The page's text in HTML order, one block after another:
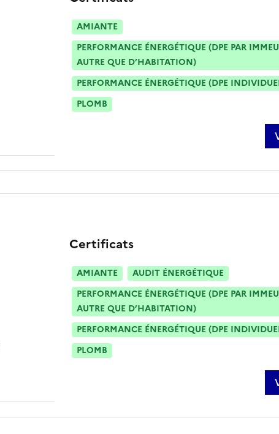
AMIANTE
PERFORMANCE ÉNERGÉTIQUE (DPE PAR
AUTRE QUE D’HABITATION)
PERFORMANCE ÉNERGÉTIQUE (DPE
PLOMB
Certificats
AMIANTE
AUDIT ÉNERGÉTIQUE
PERFORMANCE ÉNERGÉTIQUE (DPE PAR
AUTRE QUE D’HABITATION)
PERFORMANCE ÉNERGÉTIQUE (DPE
PLOMB